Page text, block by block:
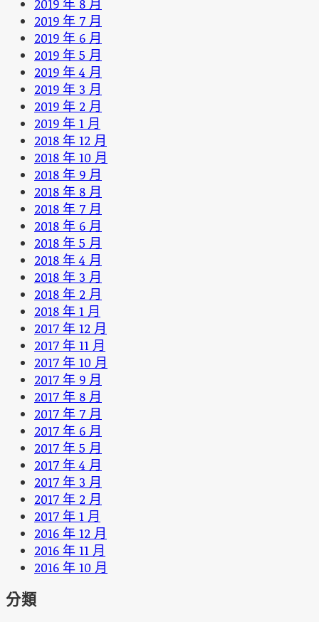
2019 年 8 月
2019 年 7 月
2019 年 6 月
2019 年 5 月
2019 年 4 月
2019 年 3 月
2019 年 2 月
2019 年 1 月
2018 年 12 月
2018 年 10 月
2018 年 9 月
2018 年 8 月
2018 年 7 月
2018 年 6 月
2018 年 5 月
2018 年 4 月
2018 年 3 月
2018 年 2 月
2018 年 1 月
2017 年 12 月
2017 年 11 月
2017 年 10 月
2017 年 9 月
2017 年 8 月
2017 年 7 月
2017 年 6 月
2017 年 5 月
2017 年 4 月
2017 年 3 月
2017 年 2 月
2017 年 1 月
2016 年 12 月
2016 年 11 月
2016 年 10 月
分類